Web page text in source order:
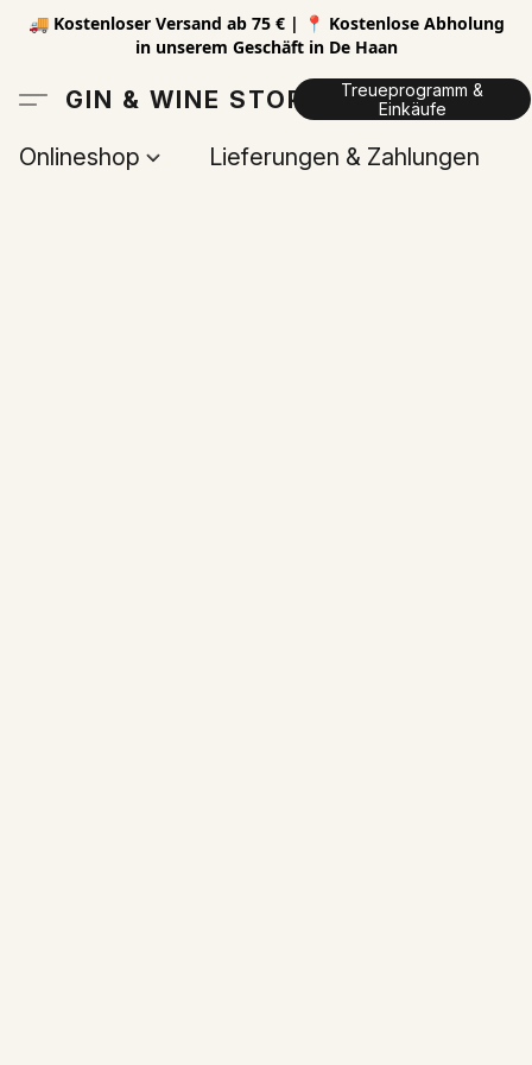
🚚 Kostenloser Versand ab 75 € | 📍 Kostenlose Abholung
in unserem Geschäft in De Haan
GIN & WINE STORE
Treueprogramm &
Einkäufe
Onlineshop Lieferungen & Zahlungen